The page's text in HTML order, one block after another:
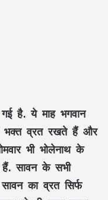
है. ये माह भगवान
भक्त व्रत रखते हैं और
भी भोलेनाथ के
सावन के सभी
का व्रत सिर्फ